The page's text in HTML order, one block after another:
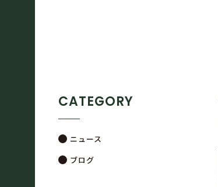
CATEGORY
ニュース
ブログ